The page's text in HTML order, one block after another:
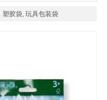
塑胶袋, 玩具包装袋